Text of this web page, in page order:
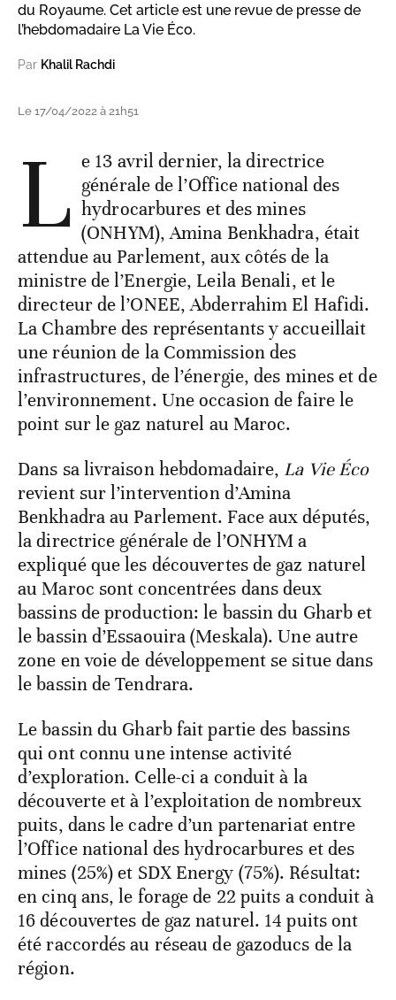
du Royaume. Cet article est une revue de presse de
l’hebdomadaire La Vie Éco.
Par Khalil Rachdi
Le 17/04/2022 à 21h51
L e 13 avril dernier, la directrice
générale de l’Office national des
hydrocarbures et des mines
(ONHYM), Amina Benkhadra, était
attendue au Parlement, aux côtés de la
ministre de l’Energie, Leila Benali, et le
directeur de l’ONEE, Abderrahim El Hafidi.
La Chambre des représentants y accueillait
une réunion de la Commission des
infrastructures, de l’énergie, des mines et de
l’environnement. Une occasion de faire le
point sur le gaz naturel au Maroc.
Dans sa livraison hebdomadaire, La Vie Éco
revient sur l’intervention d’Amina
Benkhadra au Parlement. Face aux députés,
la directrice générale de l’ONHYM a
expliqué que les découvertes de gaz naturel
au Maroc sont concentrées dans deux
bassins de production: le bassin du Gharb et
le bassin d’Essaouira (Meskala). Une autre
zone en voie de développement se situe dans
le bassin de Tendrara.
Le bassin du Gharb fait partie des bassins
qui ont connu une intense activité
d’exploration. Celle-ci a conduit à la
découverte et à l’exploitation de nombreux
puits, dans le cadre d’un partenariat entre
l’Office national des hydrocarbures et des
mines (25%) et SDX Energy (75%). Résultat:
en cinq ans, le forage de 22 puits a conduit à
16 découvertes de gaz naturel. 14 puits ont
été raccordés au réseau de gazoducs de la
région.